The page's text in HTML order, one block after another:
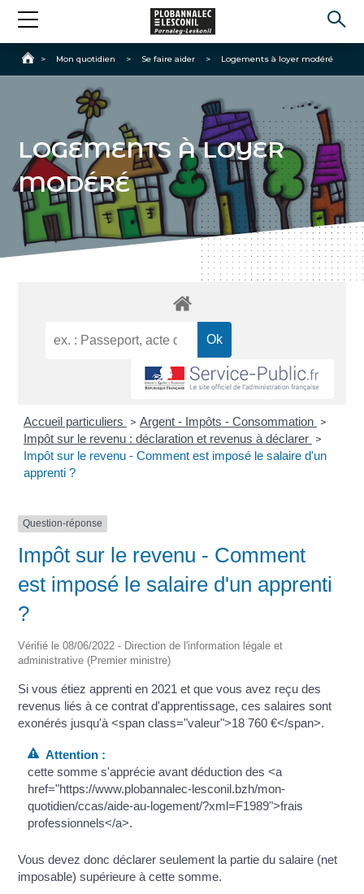
Accueil
> Mon quotidien > Se faire aider > Logements à loyer modéré
LOGEMENTS À LOYER
MODÉRÉ
Accueil particuliers > Argent - Impôts - Consommation >
Impôt sur le revenu : déclaration et revenus à déclarer >
Impôt sur le revenu - Comment est imposé le salaire d'un
apprenti ?
Question-réponse
Impôt sur le revenu - Comment
est imposé le salaire d'un apprenti
?
Vérifié le 08/06/2022 - Direction de l'information légale et
administrative (Premier ministre)
Si vous étiez apprenti en 2021 et que vous avez reçu des
revenus liés à ce contrat d'apprentissage, ces salaires sont
exonérés jusqu'à <span class="valeur">18 760 €</span>.
Attention :
cette somme s'apprécie avant déduction des <a
href="https://www.plobannalec-lesconil.bzh/mon-
quotidien/ccas/aide-au-logement/?xml=F1989">frais
professionnels</a>.
Vous devez donc déclarer seulement la partie du salaire (net
imposable) supérieure à cette somme.